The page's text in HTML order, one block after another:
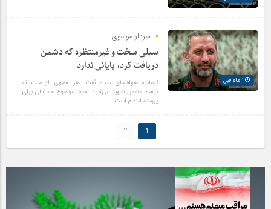
سردار موسوی:
سیلی سخت و غیرمنتظره که دشمن
دریافت کرد، پایانی ندارد
فرمانده هوافضای سپاه گفت: هر عضوی از ملت که
توسط دشمن شهید می‌شود، خود موضوع مستقلی برای
پرونده انتقام است.
1
2